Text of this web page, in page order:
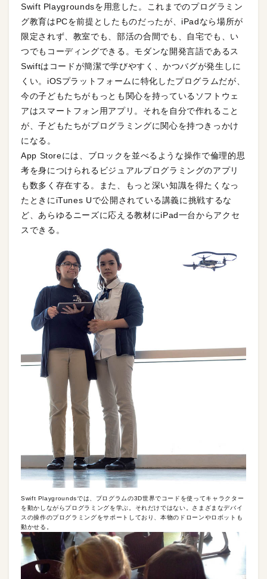
Swift Playgroundsを用意した。これまでのプログラミン
グ教育はPCを前提としたものだったが、iPadなら場所が
限定されず、教室でも、部活の合間でも、自宅でも、い
つでもコーディングできる。モダンな開発言語であるス
Swiftはコードが簡潔で学びやすく、かつバグが発生しに
くい。iOSプラットフォームに特化したプログラムだが、
今の子どもたちがもっとも関心を持っているソフトウェ
アはスマートフォン用アプリ。それを自分で作れること
が、子どもたちがプログラミングに関心を持つきっかけ
になる。
App Storeには、ブロックを並べるような操作で倫理的思
考を身につけられるビジュアルプログラミングのアプリ
も数多く存在する。また、もっと深い知識を得たくなっ
たときにiTunes Uで公開されている講義に挑戦するな
ど、あらゆるニーズに応える教材にiPad一台からアクセ
スできる。
Swift Playgroundsでは、プログラムの3D世界でコードを使ってキャラクター
を動かしながらプログラミングを学ぶ。それだけではない。さまざまなデバイ
スの操作のプログラミングをサポートしており、本物のドローンやロボットも
動かせる。